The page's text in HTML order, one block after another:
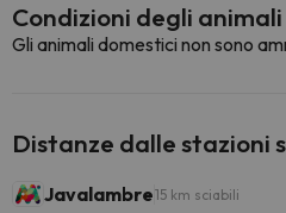
Condizioni degli
Gli animali domestici non sono
Distanze dalle stazioni
Javalambre15 km sciabili